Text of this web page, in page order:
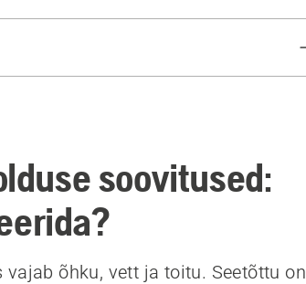
soovitused:
õhku, vett ja toitu. Seetõttu on